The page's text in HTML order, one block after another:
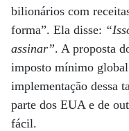
bilionários com
forma”. Ela disse:
assinar”. A proposta
imposto mínimo
implementação dessa
parte dos EUA e de
fácil.